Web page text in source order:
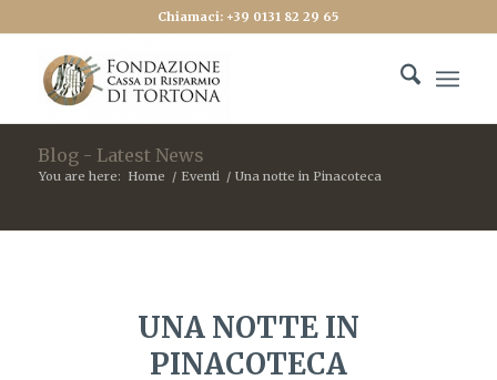
Chiamaci: +39 0131 82 29 65
Blog - Latest News
You are here: Home / Eventi / Una notte in Pinacoteca
UNA NOTTE IN
PINACOTECA